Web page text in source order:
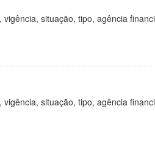
situação, tipo, agência
situação, tipo, agência